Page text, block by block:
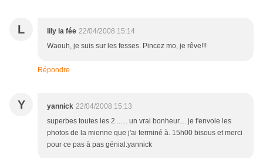
L lily la fée 22/04/2008 15:14
Waouh, je suis sur les fesses. Pincez mo, je rêve!!!
Répondre
Y yannick 22/04/2008 15:13
superbes toutes les 2....... un vrai bonheur.... je t'envoie les
photos de la mienne que j'ai terminé à. 15h00 bisous et merci
pour ce pas à pas génial.yannick